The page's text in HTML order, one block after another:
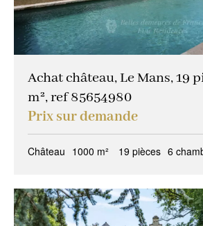
Achat château, Le Mans, 19
m², ref 85654980
Prix sur demande
Château 1000 m² 19 pièces 6